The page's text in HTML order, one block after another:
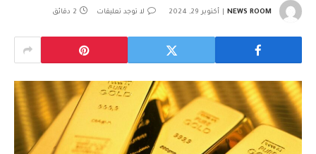
NEWS ROOM أكتوبر 29, 2024 لا توجد تعليقات 2 دقائق